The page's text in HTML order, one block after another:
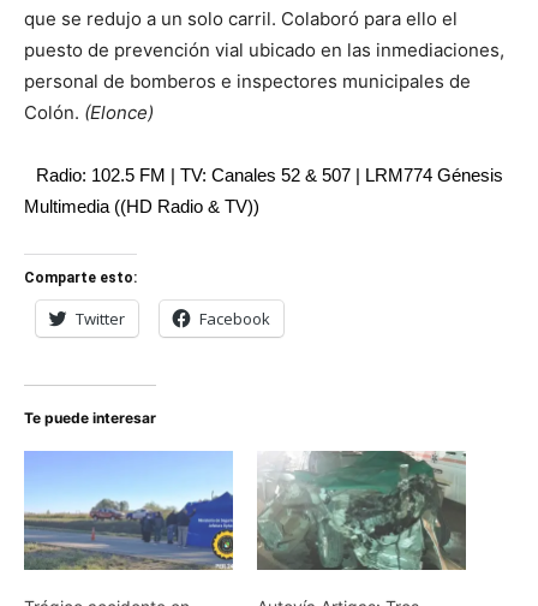
que se redujo a un solo carril. Colaboró para ello el
puesto de prevención vial ubicado en las inmediaciones,
personal de bomberos e inspectores municipales de
Colón. (Elonce)
Radio: 102.5 FM | TV: Canales 52 & 507 | LRM774 Génesis
Multimedia ((HD Radio & TV))
Comparte esto:
Twitter Facebook
Te puede interesar